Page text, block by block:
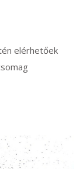
elérhetőek